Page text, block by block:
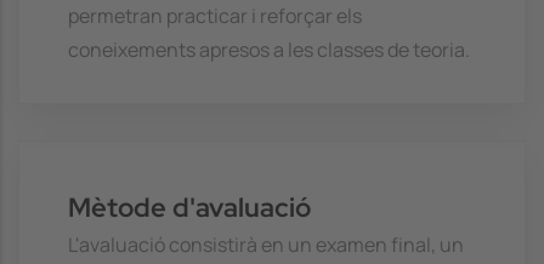
permetran practicar i reforçar els
coneixements apresos a les classes de teoria.
Mètode d'avaluació
L'avaluació consistirà en un examen final, un